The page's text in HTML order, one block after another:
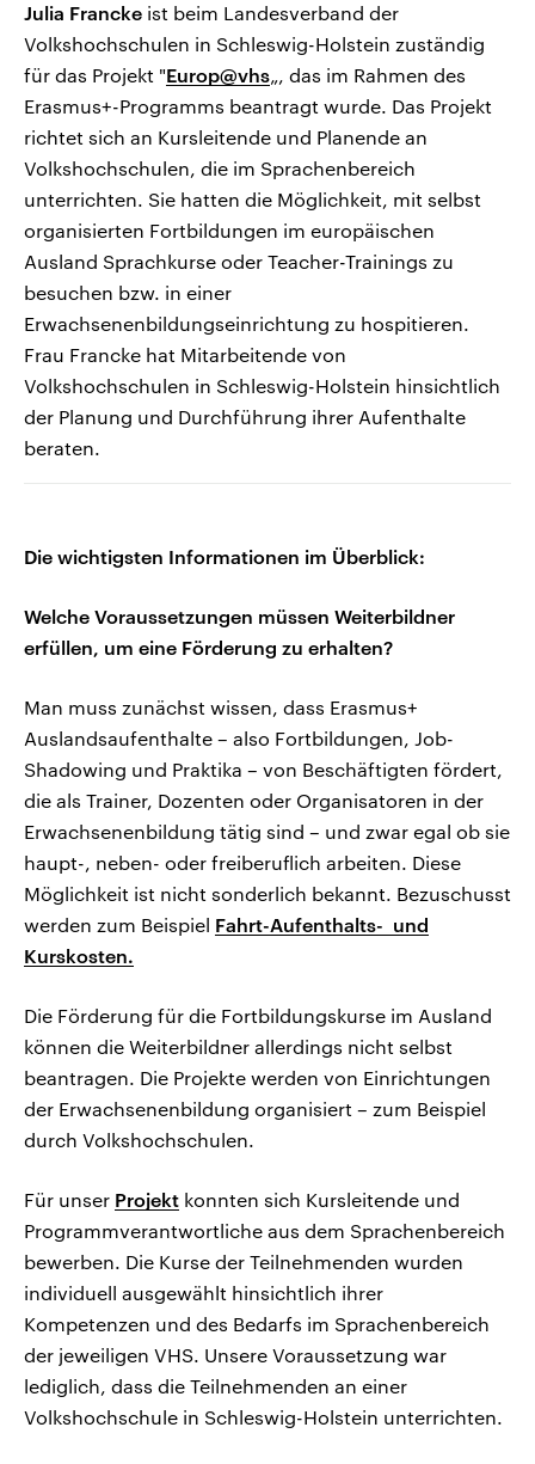
Julia Francke ist beim Landesverband der
Volkshochschulen in Schleswig-Holstein zuständig
für das Projekt "Europ@vhs„, das im Rahmen des
Erasmus+-Programms beantragt wurde. Das Projekt
richtet sich an Kursleitende und Planende an
Volkshochschulen, die im Sprachenbereich
unterrichten. Sie hatten die Möglichkeit, mit selbst
organisierten Fortbildungen im europäischen
Ausland Sprachkurse oder Teacher-Trainings zu
besuchen bzw. in einer
Erwachsenenbildungseinrichtung zu hospitieren.
Frau Francke hat Mitarbeitende von
Volkshochschulen in Schleswig-Holstein hinsichtlich
der Planung und Durchführung ihrer Aufenthalte
beraten.
Die wichtigsten Informationen im Überblick:
Welche Voraussetzungen müssen Weiterbildner
erfüllen, um eine Förderung zu erhalten?
Man muss zunächst wissen, dass Erasmus+
Auslandsaufenthalte – also Fortbildungen, Job-
Shadowing und Praktika – von Beschäftigten fördert,
die als Trainer, Dozenten oder Organisatoren in der
Erwachsenenbildung tätig sind – und zwar egal ob sie
haupt-, neben- oder freiberuflich arbeiten. Diese
Möglichkeit ist nicht sonderlich bekannt. Bezuschusst
werden zum Beispiel Fahrt-Aufenthalts- und
Kurskosten.
Die Förderung für die Fortbildungskurse im Ausland
können die Weiterbildner allerdings nicht selbst
beantragen. Die Projekte werden von Einrichtungen
der Erwachsenenbildung organisiert – zum Beispiel
durch Volkshochschulen.
Für unser Projekt konnten sich Kursleitende und
Programmverantwortliche aus dem Sprachenbereich
bewerben. Die Kurse der Teilnehmenden wurden
individuell ausgewählt hinsichtlich ihrer
Kompetenzen und des Bedarfs im Sprachenbereich
der jeweiligen VHS. Unsere Voraussetzung war
lediglich, dass die Teilnehmenden an einer
Volkshochschule in Schleswig-Holstein unterrichten.